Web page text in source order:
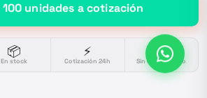
100 unidades a cotización
📦
En stock
⚡
Cotización 24h
🔒
Sin compromiso